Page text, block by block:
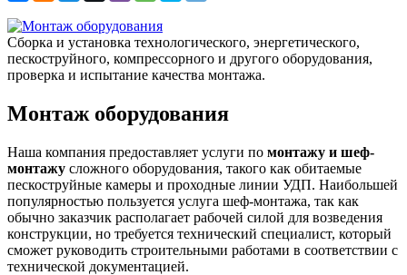
Сборка и установка технологического, энергетического,
пескоструйного, компрессорного и другого оборудования,
проверка и испытание качества монтажа.
Монтаж оборудования
Наша компания предоставляет услуги по монтажу и шеф-
монтажу сложного оборудования, такого как обитаемые
пескоструйные камеры и проходные линии УДП. Наибольшей
популярностью пользуется услуга шеф-монтажа, так как
обычно заказчик располагает рабочей силой для возведения
конструкции, но требуется технический специалист, который
сможет руководить строительными работами в соответствии с
технической документацией.